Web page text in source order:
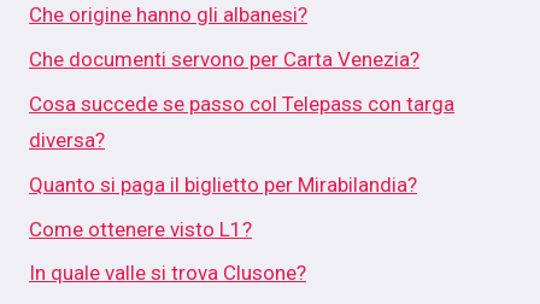
Che origine hanno gli albanesi?
Che documenti servono per Carta Venezia?
Cosa succede se passo col Telepass con targa
diversa?
Quanto si paga il biglietto per Mirabilandia?
Come ottenere visto L1?
In quale valle si trova Clusone?